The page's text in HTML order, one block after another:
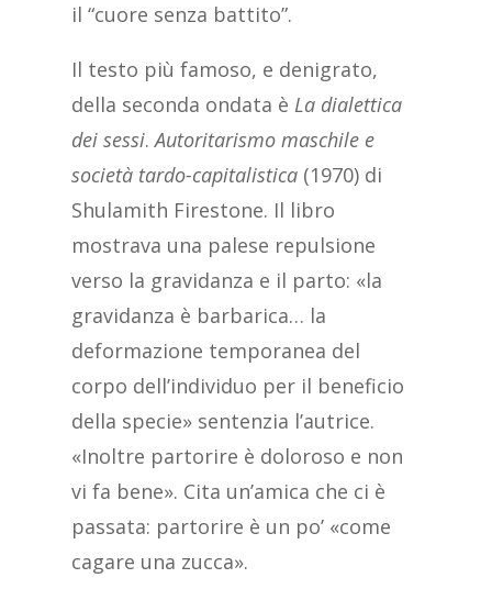
il “cuore senza battito”.
Il testo più famoso, e denigrato,
della seconda ondata è La dialettica
dei sessi.Autoritarismo maschile e
società tardo-capitalistica(1970) di
Shulamith Firestone. Il libro
mostrava una palese repulsione
verso la gravidanza e il parto: «la
gravidanza è barbarica… la
deformazione temporanea del
corpo dell’individuo per il beneficio
della specie» sentenzia l’autrice.
«Inoltre partorire è doloroso e non
vi fa bene». Cita un’amica che ci è
passata: partorire è un po’ «come
cagare una zucca».